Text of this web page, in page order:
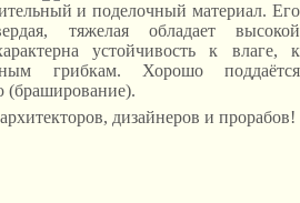
и поделочный материал. Его
тяжелая обладает высокой
устойчивость к влаге, к
грибкам. Хорошо поддаётся
(браширование).
дизайнеров и прорабов!